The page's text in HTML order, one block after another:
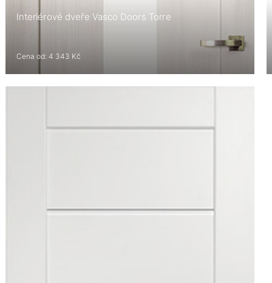
Interiérové dveře Vasco Doors Torre
Cena od: 4 343 Kč